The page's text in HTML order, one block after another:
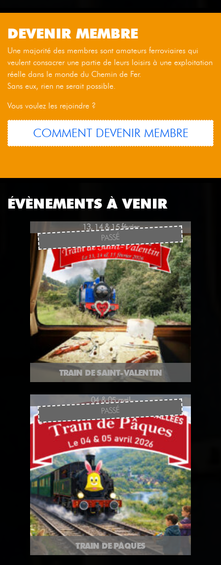
DEVENIR MEMBRE
Une majorité des membres sont amateurs ferroviaires qui
veulent consacrer une partie de leurs loisirs à une exploitation
réelle dans le monde du Chemin de Fer.
Sans eux, rien ne serait possible.
Vous voulez les rejoindre ?
COMMENT DEVENIR MEMBRE
ÉVÈNEMENTS À VENIR
13, 14 & 15 février
PASSÉ
TRAIN DE SAINT-VALENTIN
04 & 05 avril
PASSÉ
TRAIN DE PÂQUES